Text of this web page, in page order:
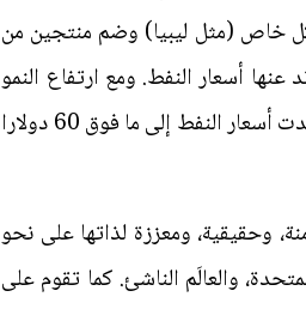
خاص (مثل ليبيا) وضم منتجين من
أسعار النفط. ومع ارتفاع النمو
العالمي ونشوء أسباب عدم اليقين الجيوسياسية (التي قد تقيد الناتج في بعض الدول المنتجة للنفط)، ارتدت أسعار النفط إلى ما فوق 60 دولارا
وحقيقية، ومعززة لذاتها على نحو
والعالَم الناشئ. كما تقوم على